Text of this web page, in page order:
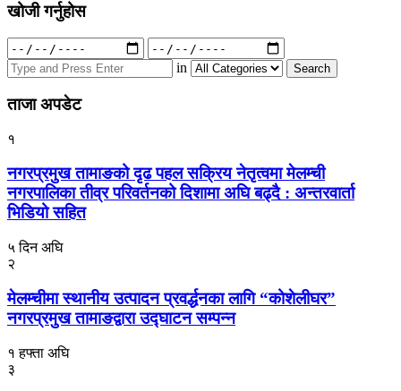
खोजी गर्नुहोस
Search
for:
in
ताजा अपडेट
१
नगरप्रमुख तामाङको दृढ पहल सक्रिय नेतृत्वमा मेलम्ची
नगरपालिका तीव्र परिवर्तनको दिशामा अघि बढ्दै : अन्तरवार्ता
भिडियो सहित
५ दिन अघि
२
मेलम्चीमा स्थानीय उत्पादन प्रवर्द्धनका लागि “कोशेलीघर”
नगरप्रमुख तामाङद्वारा उद्घाटन सम्पन्न
१ हफ्ता अघि
३